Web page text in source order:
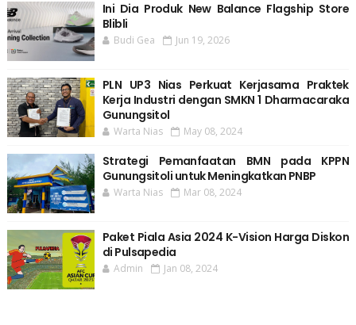
Ini Dia Produk New Balance Flagship Store
Blibli
Budi Gea Jun 19, 2026
PLN UP3 Nias Perkuat Kerjasama Praktek
Kerja Industri dengan SMKN 1 Dharmacaraka
Gunungsitol
Warta Nias May 08, 2024
Strategi Pemanfaatan BMN pada KPPN
Gunungsitoli untuk Meningkatkan PNBP
Warta Nias Mar 08, 2024
Paket Piala Asia 2024 K-Vision Harga Diskon
di Pulsapedia
Admin Jan 08, 2024